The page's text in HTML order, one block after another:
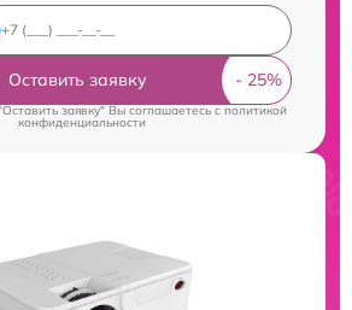
Оставить заявку
заявку" Вы соглашаетесь cполитикой
конфиденциальности